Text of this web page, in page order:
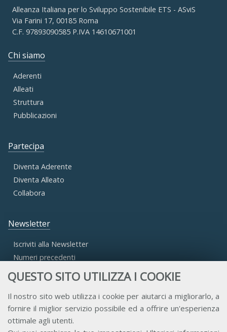
QUESTO SITO UTILIZZA I COOKIE
Il nostro sito web utilizza i cookie per aiutarci a migliorarlo, a
fornire il miglior servizio possibile ed a offrire un'esperienza
ottimale agli utenti.
Alleanza Italiana per lo Sviluppo Sostenibile ETS - ASviS
Via Farini 17, 00185 Roma
C.F. 97893090585 P.IVA 14610671001
Chi siamo
Aderenti
Alleati
Struttura
Pubblicazioni
Partecipa
Diventa Aderente
Diventa Alleato
Collabora
Newsletter
Iscriviti alla Newsletter
Numeri precedenti
Accesso Aderenti
Accesso Consulta